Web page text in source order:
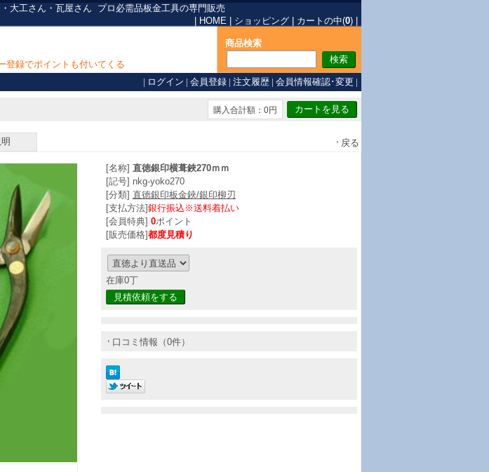
大工さん・瓦屋さん プロ必需品板金工具の専門販売
HOME ショッピング カートの中(0)
登録でポイントも付いてくる
商品検索
| ログイン | 会員登録 | 注文履歴 | 会員情報確認･変更 |
購入合計額：0円
戻る
[名称] 直徳銀印横葺鋏270ｍｍ
[記号] nkg-yoko270
[分類] 直徳銀印板金鋏/銀印柳刃
[支払方法]銀行振込※送料着払い
[会員特典] 0ポイント
[販売価格]都度見積り
在庫0丁
見積依頼をする
口コミ情報（0件）